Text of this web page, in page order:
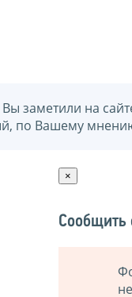
Вы заметили на
по Вашему
×
Сообщить